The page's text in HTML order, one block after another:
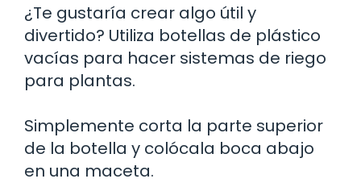
¿Te gustaría crear algo útil y
divertido? Utiliza botellas de plástico
vacías para hacer sistemas de riego
para plantas.
Simplemente corta la parte superior
de la botella y colócala boca abajo
en una maceta.